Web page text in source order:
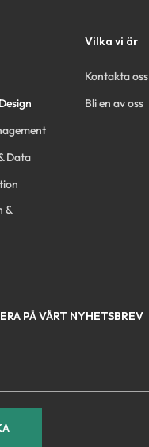
Data
&
Vilka vi är
Kontakta oss
Bli en av oss
PÅ VÅRT NYHETSBREV